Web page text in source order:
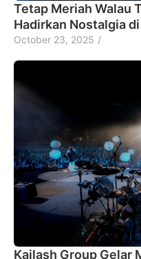
Tetap Meriah Walau
Hadirkan Nostalgia
October 23, 2025 /
Kailash Group Gelar